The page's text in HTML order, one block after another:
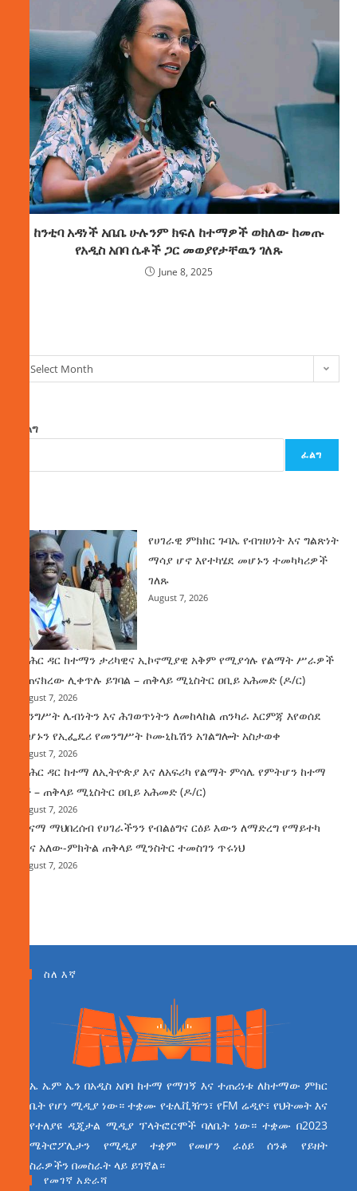
ከንቲባ አዳነች አቤቤ ሁሉንም ክፍለ ከተማዎች ወክለው ከመጡ
የአዲስ አበባ ሴቶች ጋር መወያየታቸዉን ገለጹ
June 8, 2025
Select Month
ፈልግ
ፈልግ
የሀገራዊ ምክክር ጉባኤ የብዝሀነት እና ግልጽነት
ማሳያ ሆኖ እየተካሄደ መሆኑን ተመካካሪዎች
ገለጹ
August 7, 2026
የባሕር ዳር ከተማን ታሪካዊና ኢኮኖሚያዊ አቅም የሚያጎሉ የልማት ሥራዎች
ተጠናክረው ሊቀጥሉ ይገባል – ጠቅላይ ሚኒስትር ዐቢይ አሕመድ (ዶ/ር)
August 7, 2026
መንግሥት ሌብነትን እና ሕገወጥነትን ለመከላከል ጠንካራ እርምጃ እየወሰደ
መሆኑን የኢፌዴሪ የመንግሥት ኮሙኒኬሽን አገልግሎት አስታወቀ
August 7, 2026
የባሕር ዳር ከተማ ለኢትዮጵያ እና ለአፍሪካ የልማት ምሳሌ የምትሆን ከተማ
ነች – ጠቅላይ ሚኒስትር ዐቢይ አሕመድ (ዶ/ር)
August 7, 2026
ጤናማ ማህበረሰብ የሀገራችንን የብልፅግና ርዕይ እውን ለማድረግ የማይተካ
ሚና አለው-ምክትል ጠቅላይ ሚንስትር ተመስገን ጥሩነህ
August 7, 2026
ስለ እኛ
ኤ ኤም ኤን በአዲስ አበባ ከተማ የማገኝ እና ተጠሪነቱ ለከተማው ምክር
ቤት የሆነ ሚዲያ ነው። ተቋሙ የቴሌቪዥን፣ የFM ሬዲዮ፣ የህትመት እና
የተለያዩ ዲጂታል ሚዲያ ፕላትፎርሞች ባለቤት ነው። ተቋሙ በ2023
ሜትሮፖሊታን የሚዲያ ተቋም የመሆን ራዕይ ሰንቆ የይዘት
ስራዎችን በመስራት ላይ ይገኛል።
የመገኛ አድራሻ